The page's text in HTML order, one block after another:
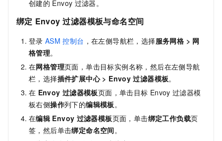
创建的 Envoy 过滤器。
绑定 Envoy 过滤器模板与命名空间
登录 ASM 控制台 ，在左侧导航栏，选择服务网格 > 网
格管理。
在网格管理页面，单击目标实例名称，然后在左侧导航
栏，选择插件扩展中心> Envoy 过滤器模板。
在 Envoy 过滤器模板页面，单击目标 Envoy 过滤器模
板右侧操作列下的编辑模板 。
在编辑 Envoy 过滤器模板页面，单击绑定工作负载页
签，然后单击绑定命名空间。